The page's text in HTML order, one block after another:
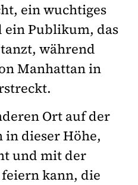
ein wuchtiges
ein Publikum, das
tanzt, während
Manhattan in
Ort auf der
in dieser Höhe,
und mit der
kann, die